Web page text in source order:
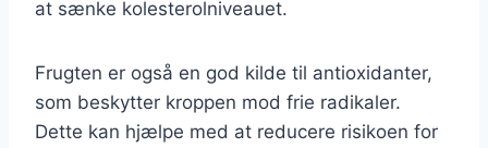
at sænke kolesterolniveauet.
Frugten er også en god kilde til antioxidanter,
som beskytter kroppen mod frie radikaler.
Dette kan hjælpe med at reducere risikoen for